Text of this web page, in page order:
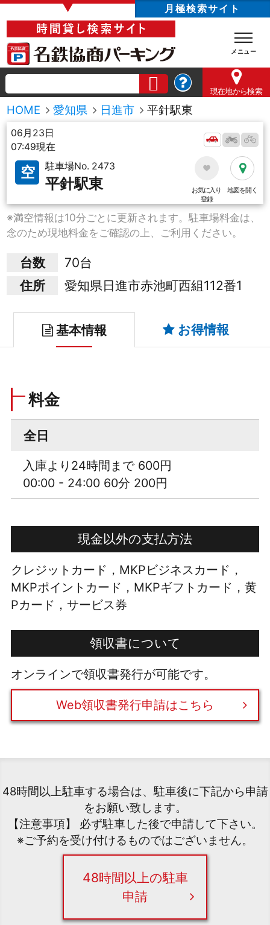
▼ 月極検索サイト
現在地から検索
HOME 愛知県 日進市 平針駅東
06月23日
07:49現在
空 駐車場No. 2473
平針駅東
お気に入り
登録
地図を開く
※満空情報は10分ごとに更新されます。駐車場料金は、
念のため現地料金をご確認の上、ご利用ください。
台数
70台
住所
愛知県日進市赤池町西組112番1
基本情報 お得情報
料金
全日
入庫より24時間まで 600円
00:00 - 24:00 60分 200円
現金以外の支払方法
クレジットカード，MKPビジネスカード，
MKPポイントカード，MKPギフトカード，黄
Pカード，サービス券
領収書について
オンラインで領収書発行が可能です。
Web領収書発行申請はこちら
48時間以上駐車する場合は、駐車後に下記から申請
をお願い致します。
【注意事項】 必ず駐車した後で申請して下さい。
※ご予約を受け付けるものではございません。
48時間以上の駐車
申請